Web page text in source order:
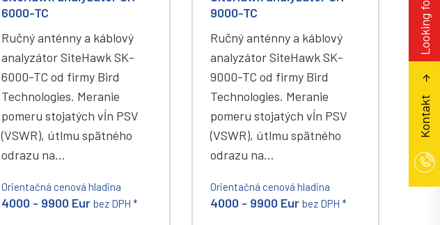
6000-TC
Ručný anténny a káblový
analyzátor SiteHawk SK-
6000-TC od firmy Bird
Technologies. Meranie
pomeru stojatých vĺn PSV
(VSWR), útlmu spätného
odrazu na…
Orientačná cenová hladina
4000 - 9900 Eur bez DPH *
9000-TC
Ručný anténny a káblový
analyzátor SiteHawk SK-
9000-TC od firmy Bird
Technologies. Meranie
pomeru stojatých vĺn PSV
(VSWR), útlmu spätného
odrazu na…
Orientačná cenová hladina
4000 - 9900 Eur bez DPH *
Kontakt